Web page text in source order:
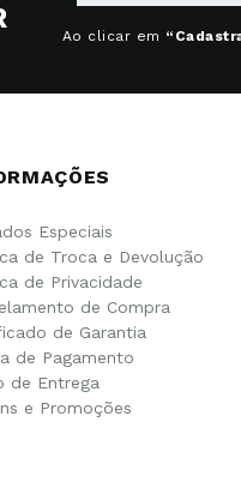
Ao clicar em
Especiais
de Troca e Devolução
de Privacidade
de Compra
de Garantia
de Pagamento
de Entrega
e Promoções